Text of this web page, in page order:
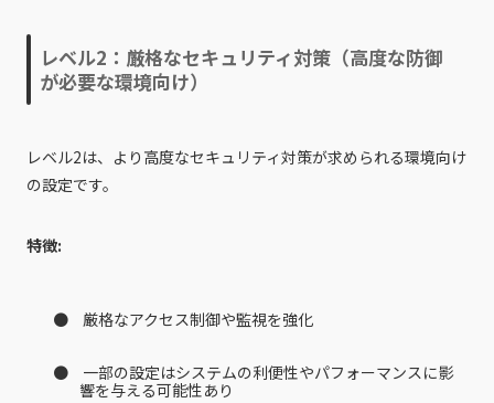
レベル2：厳格なセキュリティ対策（高度な防御
が必要な環境向け）
レベル2は、より高度なセキュリティ対策が求められる環境向け
の設定です。
特徴:
厳格なアクセス制御や監視を強化
一部の設定はシステムの利便性やパフォーマンスに影
響を与える可能性あり